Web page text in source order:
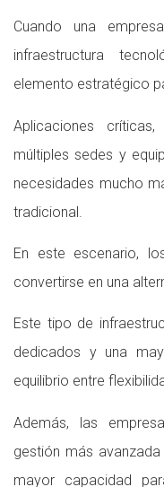
Cuando una
infraestructura
elemento estratégico
Aplicaciones
múltiples sedes y
necesidades mucho
tradicional.
En este escenario,
convertirse en una
Este tipo de
dedicados y una
equilibrio entre
Además, las
gestión más
mayor capacidad